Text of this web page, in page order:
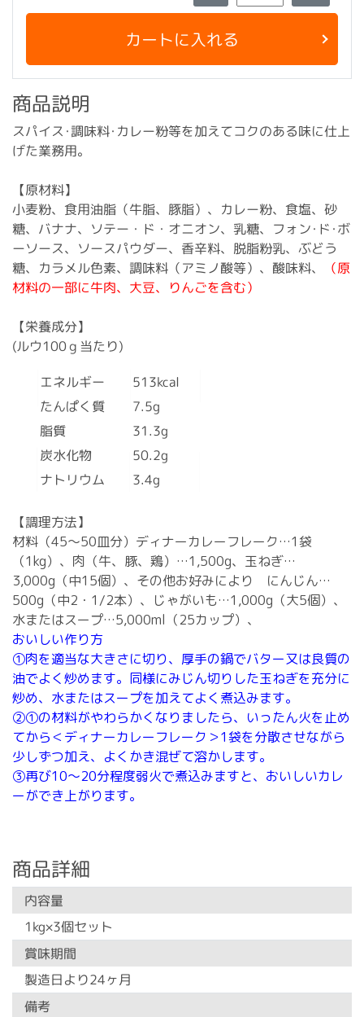
カートに入れる
商品説明
スパイス･調味料･カレー粉等を加えてコクのある味に仕上
げた業務用。
【原材料】
小麦粉、食用油脂（牛脂、豚脂）、カレー粉、食塩、砂
糖、バナナ、ソテー・ド・オニオン、乳糖、フォン･ド･ボ
ーソース、ソースパウダー、香辛料、脱脂粉乳、ぶどう
糖、カラメル色素、調味料（アミノ酸等）、酸味料、 （原
材料の一部に牛肉、大豆、りんごを含む）
【栄養成分】
(ルウ100ｇ当たり)
エネルギー 513kcal
たんぱく質 7.5g
脂質 31.3g
炭水化物 50.2g
ナトリウム 3.4g
【調理方法】
材料（45～50皿分）ディナーカレーフレーク…1袋
（1kg）、肉（牛、豚、鶏）…1,500g、玉ねぎ…
3,000g（中15個）、その他お好みにより にんじん…
500g（中2・1/2本）、じゃがいも…1,000g（大5個）、
水またはスープ…5,000ml（25カップ）、
おいしい作り方
①肉を適当な大きさに切り、厚手の鍋でバター又は良質の
油でよく炒めます。同様にみじん切りした玉ねぎを充分に
炒め、水またはスープを加えてよく煮込みます。
②①の材料がやわらかくなりましたら、いったん火を止め
てから＜ディナーカレーフレーク＞1袋を分散させながら
少しずつ加え、よくかき混ぜて溶かします。
③再び10～20分程度弱火で煮込みますと、おいしいカレ
ーができ上がります。
商品詳細
内容量
1kg×3個セット
賞味期間
製造日より24ヶ月
備考